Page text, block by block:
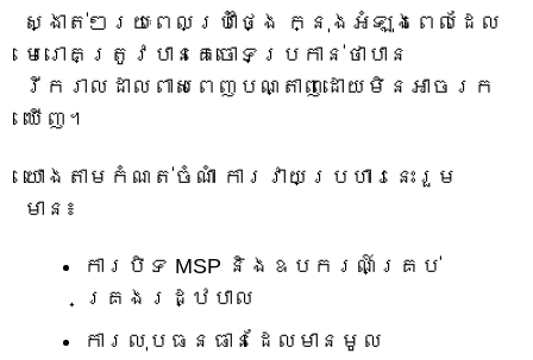
ស្ងាត់ៗរយៈពេលប្រាំថ្ងៃ ក្នុងអំឡុងពេលដែល
មេរោគត្រូវបានគេចោទប្រកាន់ថាបាន
រីករាលដាលពាសពេញបណ្តាញដោយមិនអាចរក
ឃើញ។
យោងតាមកំណត់ចំណាំ ការវាយប្រហារនេះរួម
មាន៖
ការបិទ MSP និងឧបករណ៍គ្រប់
គ្រងរដ្ឋបាល
ការលុបធនធានដែលមានមូល